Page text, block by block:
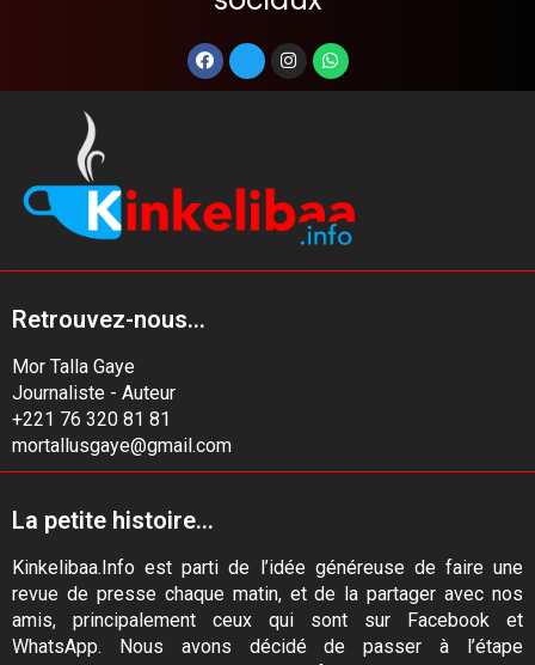
Retrouvez-nous...
Mor Talla Gaye
Journaliste - Auteur
+221 76 320 81 81
mortallusgaye@gmail.com
La petite histoire...
Kinkelibaa.Info est parti de l’idée généreuse de faire une
revue de presse chaque matin, et de la partager avec nos
amis, principalement ceux qui sont sur Facebook et
WhatsApp. Nous avons décidé de passer à l’étape